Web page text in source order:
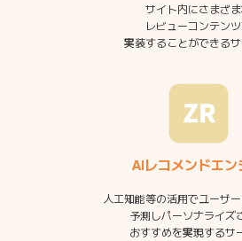
サイト内にさまざ
レビューコンテン
実装することができる
AIレコメンドエン
人工知能等の活用でユーザ
予測しパーソナライズ
おすすめを実現するサ